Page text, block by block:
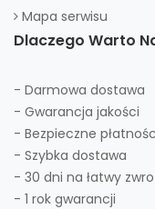
Mapa serwisu
Dlaczego Warto
- Darmowa dostawa
- Gwarancja jakości
- Bezpieczne
- Szybka dostawa
- 30 dni na łatwy
- 1 rok gwarancji